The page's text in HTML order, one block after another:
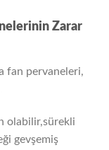
Zarar
fan pervaneleri,
olabilir,sürekli
gevşemiş